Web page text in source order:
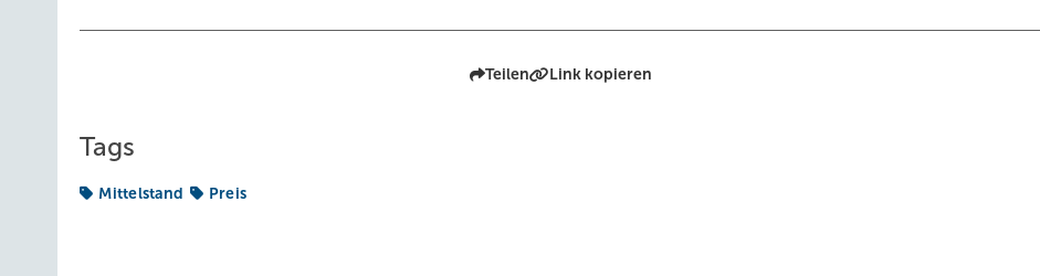
Teilen Link kopieren
Tags
Mittelstand Preis